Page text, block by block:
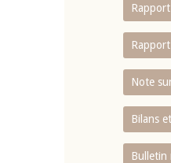
Note
Bilans
Bulletin